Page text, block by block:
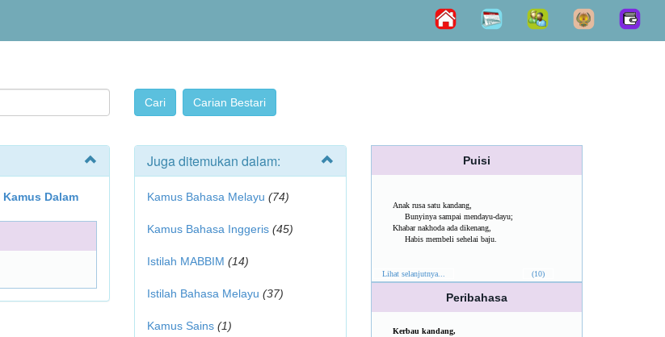
Kamus Dalam
Juga ditemukan dalam:
Kamus Bahasa Melayu (74)
Kamus Bahasa Inggeris (45)
Istilah MABBIM (14)
Istilah Bahasa Melayu (37)
Kamus Sains (1)
Puisi
Anak rusa satu kandang,
Bunyinya sampai mendayu-dayu;
Khabar nakhoda ada dikenang,
Habis membeli sehelai baju.
Lihat selanjutnya... (10)
Peribahasa
Kerbau kandang,